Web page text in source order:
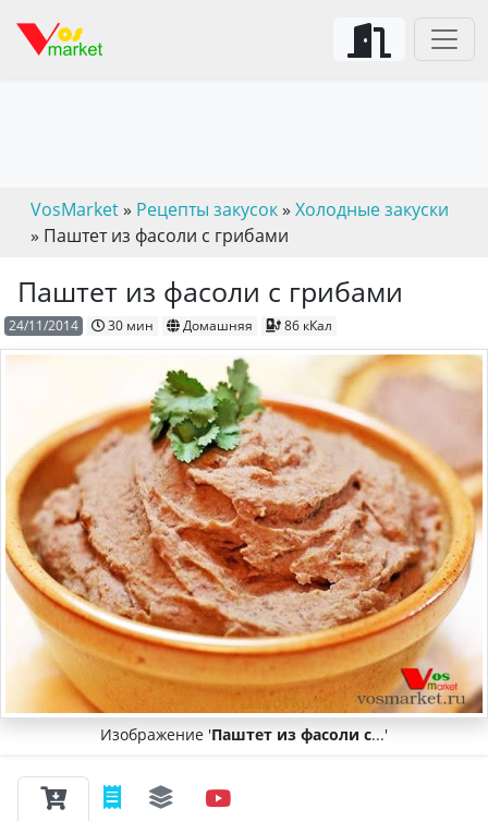
VosMarket» Рецепты закусок» Холодные закуски
» Паштет из фасоли с грибами
Паштет из фасоли с грибами
24/11/2014 30 мин Домашняя 86 кКал
Изображение 'Паштет из фасоли с...'